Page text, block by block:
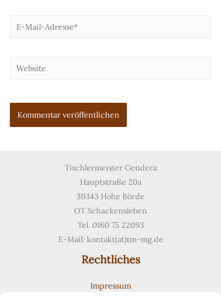
E-
Mail-
Website
Tischlermeister Gendera
Hauptstraße 20a
39343 Hohe Börde
OT Schackensleben
Tel. 0160 75 22093
E-Mail: kontakt(at)tm-mg.de
Rechtliches
Impressum